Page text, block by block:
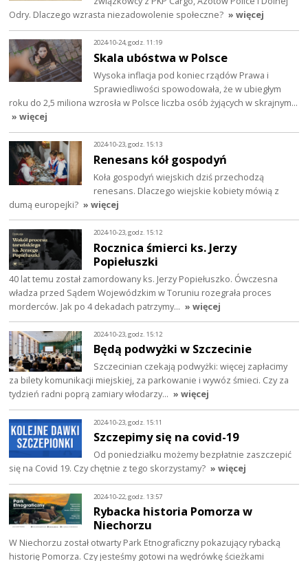
Odry. Dlaczego wzrasta niezadowolenie społeczne? » więcej
2024-10-24, godz. 11:19
Skala ubóstwa w Polsce
Wysoka inflacja pod koniec rządów Prawa i
Sprawiedliwości spowodowała, że w ubiegłym
roku do 2,5 miliona wzrosła w Polsce liczba osób żyjących w skrajnym…
» więcej
2024-10-23, godz. 15:13
Renesans kół gospodyń
Koła gospodyń wiejskich dziś przechodzą
renesans. Dlaczego wiejskie kobiety mówią z
dumą europejki? » więcej
2024-10-23, godz. 15:12
Rocznica śmierci ks. Jerzy
Popiełuszki
40 lat temu został zamordowany ks. Jerzy Popiełuszko. Ówczesna
władza przed Sądem Wojewódzkim w Toruniu rozegrała proces
morderców. Jak po 4 dekadach patrzymy… » więcej
2024-10-23, godz. 15:12
Będą podwyżki w Szczecinie
Szczecinian czekają podwyżki: więcej zapłacimy
za bilety komunikacji miejskiej, za parkowanie i wywóz śmieci. Czy za
tydzień radni poprą zamiary włodarzy… » więcej
2024-10-23, godz. 15:11
Szczepimy się na covid-19
Od poniedziałku możemy bezpłatnie zaszczepić
się na Covid 19. Czy chętnie z tego skorzystamy? » więcej
2024-10-22, godz. 13:57
Rybacka historia Pomorza w
Niechorzu
W Niechorzu został otwarty Park Etnograficzny pokazujący rybacką
historię Pomorza. Czy jesteśmy gotowi na wędrówkę ścieżkami